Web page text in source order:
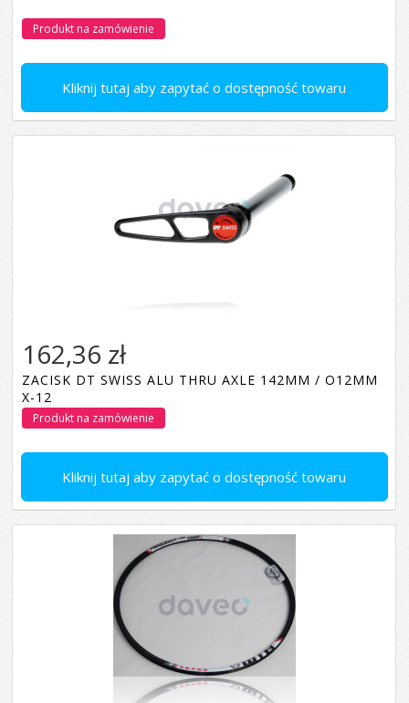
Kliknij tutaj aby zapytać o dostępność towaru
Produkt na zamówienie
Kliknij tutaj aby zapytać o dostępność towaru
162,36 zł
ZACISK DT SWISS ALU THRU AXLE 142MM / O12MM
X-12
Produkt na zamówienie